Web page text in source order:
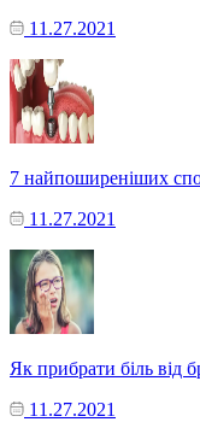
11.27.2021
7 найпоширеніших
11.27.2021
Як прибрати біль від
11.27.2021